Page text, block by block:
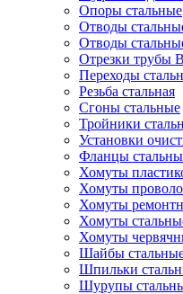
Опоры стальные
Отводы
Отводы
Отрезки трубы
Переходы
Резьба стальная
Сгоны стальные
Тройники
Установки
Фланцы
Хомуты
Хомуты
Хомуты
Хомуты
Хомуты
Шайбы
Шпильки
Шурупы